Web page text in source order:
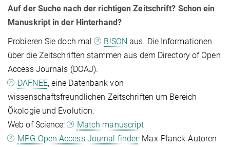
Auf der Suche nach der richtigen Zeitschrift? Schon ein
Manuskript in der Hinterhand?
Probieren Sie doch mal
B!SON aus. Die Informationen
über die Zeitschriften stammen aus dem Directory of Open
Access Journals (DOAJ).
DAFNEE, eine Datenbank von
wissenschaftsfreundlichen Zeitschriften um Bereich
Ökologie und Evolution.
Web of Science:
Match manuscript
MPG Open Access Journal finder: Max-Planck-Autoren